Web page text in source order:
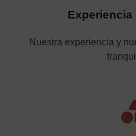
Experiencia
Nuestra experiencia y